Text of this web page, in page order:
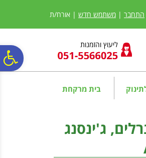
נגישות
אתר
המרכזי התחבר | משתמש חדש | אורח/ת
ליעוץ והזמנות
בית מרקחת
ג'ינסנג